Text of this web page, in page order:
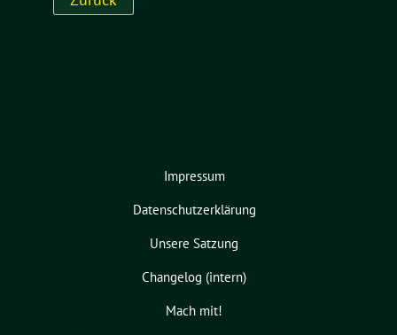
Impressum
Datenschutzerklärung
Unsere Satzung
Changelog (intern)
Mach mit!